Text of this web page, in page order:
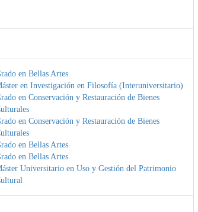
en Bellas Artes
en Investigación en Filosofía (Interuniversitario)
en Conservación y Restauración de Bienes
en Conservación y Restauración de Bienes
en Bellas Artes
en Bellas Artes
Universitario en Uso y Gestión del Patrimonio